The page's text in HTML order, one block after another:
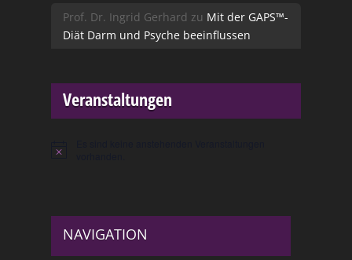
Prof. Dr. Ingrid Gerhard zu Mit der GAPS™-
Diät Darm und Psyche beeinflussen
Veranstaltungen
Hinweis
NAVIGATION